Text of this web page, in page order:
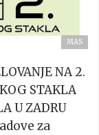
MAS
NA 2.
STAKLA
U ZADRU
za